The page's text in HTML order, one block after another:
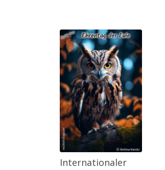
Internationaler